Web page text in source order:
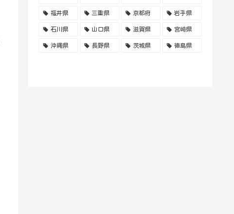
福井県 三重県 京都府 岩手県
石川県 山口県 滋賀県 宮崎県
沖縄県 長野県 茨城県 徳島県